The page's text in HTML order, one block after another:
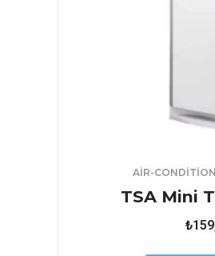
AIR-CONDITION
TSA Mini
₺